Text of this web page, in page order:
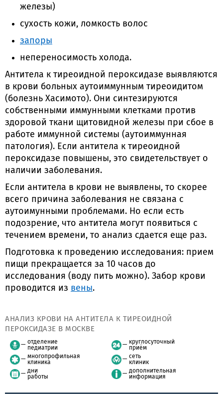
железы)
сухость кожи, ломкость волос
запоры
непереносимость холода.
Антитела к тиреоидной пероксидазе выявляются
в крови больных аутоиммунным тиреоидитом
(болезнь Хасимото). Они синтезируются
собственными иммунными клетками против
здоровой ткани щитовидной железы при сбое в
работе иммунной системы (аутоиммунная
патология). Если антитела к тиреоидной
пероксидазе повышены, это свидетельствует о
наличии заболевания.
Если антитела в крови не выявлены, то скорее
всего причина заболевания не связана с
аутоимунными проблемами. Но если есть
подозрение, что антитела могут появиться с
течением времени, то анализ сдается еще раз.
Подготовка к проведению исследования: прием
пищи прекращается за 10 часов до
исследования (воду пить можно). Забор крови
проводится из вены.
АНАЛИЗ КРОВИ НА АНТИТЕЛА К ТИРЕОИДНОЙ
ПЕРОКСИДАЗЕ В МОСКВЕ
отделение
педиатрии
многопрофильная
клиника
дни
работы
круглосуточный
приём
сеть
клиник
дополнительная
информация